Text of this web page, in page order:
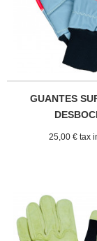
GUANTES
25,00 € tax